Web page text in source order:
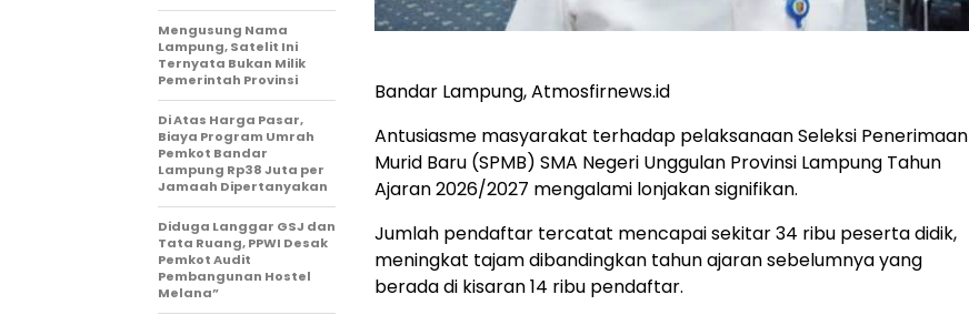
Bandar Lampung, Atmosfirnews.id
Antusiasme masyarakat terhadap pelaksanaan Seleksi Penerimaan
Murid Baru (SPMB) SMA Negeri Unggulan Provinsi Lampung Tahun
Ajaran 2026/2027 mengalami lonjakan signifikan.
Jumlah pendaftar tercatat mencapai sekitar 34 ribu peserta didik,
meningkat tajam dibandingkan tahun ajaran sebelumnya yang
berada di kisaran 14 ribu pendaftar.
Mengusung Nama
Lampung, Satelit Ini
Ternyata Bukan Milik
Pemerintah Provinsi
Di Atas Harga Pasar,
Biaya Program Umrah
Pemkot Bandar
Lampung Rp38 Juta per
Jamaah Dipertanyakan
Diduga Langgar GSJ dan
Tata Ruang, PPWI Desak
Pemkot Audit
Pembangunan Hostel
Melana”